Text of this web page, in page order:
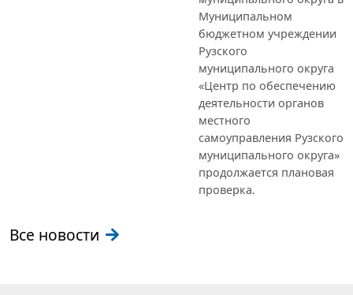
Муниципальном
бюджетном учреждении
Рузского
муниципального округа
«Центр по обеспечению
деятельности органов
местного
самоуправления Рузского
муниципального округа»
продолжается плановая
проверка.
Все новости